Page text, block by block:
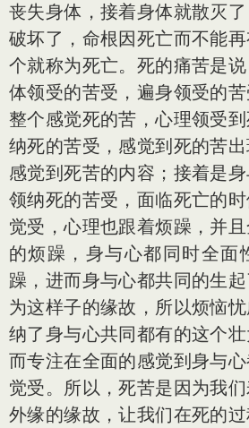
丧失身体，接着身体就散灭了
破坏了，命根因死亡而不能
个就称为死亡。死的痛苦是
体领受的苦受，遍身领受的苦
整个感觉死的苦，心理领受
纳死的苦受，感觉到死的苦
感觉到死苦的内容；接着是
领纳死的苦受，面临死亡的
觉受，心理也跟着烦躁，并
的烦躁，身与心都同时全面
躁，进而身与心都共同的生
为这样子的缘故，所以烦恼
纳了身与心共同都有的这个壮
而专注在全面的感觉到身与
觉受。所以，死苦是因为我
外缘的缘故，让我们在死的